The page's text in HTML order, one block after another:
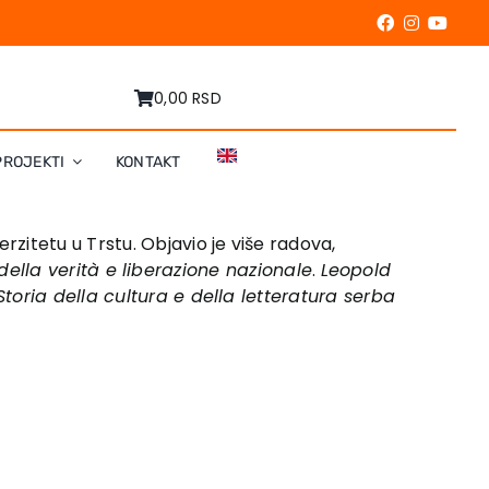
0,00 RSD
KONTAKT
u Trstu. Objavio je više radova,
verità e liberazione nazionale. Leopold
della cultura e della letteratura serba